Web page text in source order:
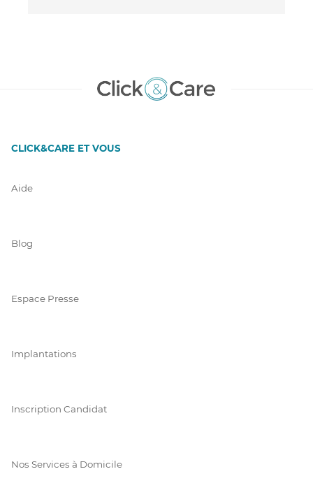
CLICK&CARE ET VOUS
Aide
Blog
Espace Presse
Implantations
Inscription Candidat
Nos Services à Domicile